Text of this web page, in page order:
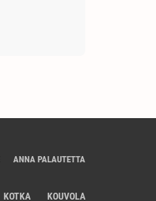
ANNA PALAUTETTA
KOTKA KOUVOLA